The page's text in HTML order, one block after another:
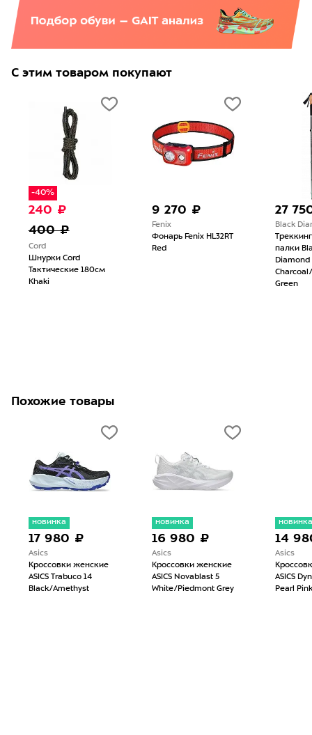
С этим товаром покупают
-40%
240 ₽
400 ₽
Cord
Шнурки Cord
Тактические 180см
Khaki
9 270 ₽
Fenix
Фонарь Fenix HL32RT
Red
27
Black
палки
Diamond
Charcoal/
Green
Похожие товары
новинка
17 980 ₽
Asics
Кроссовки женские
ASICS Trabuco 14
Black/Amethyst
новинка
16 980 ₽
Asics
Кроссовки женские
ASICS Novablast 5
White/Piedmont Grey
новинка
14
Asics
ASICS
Pearl